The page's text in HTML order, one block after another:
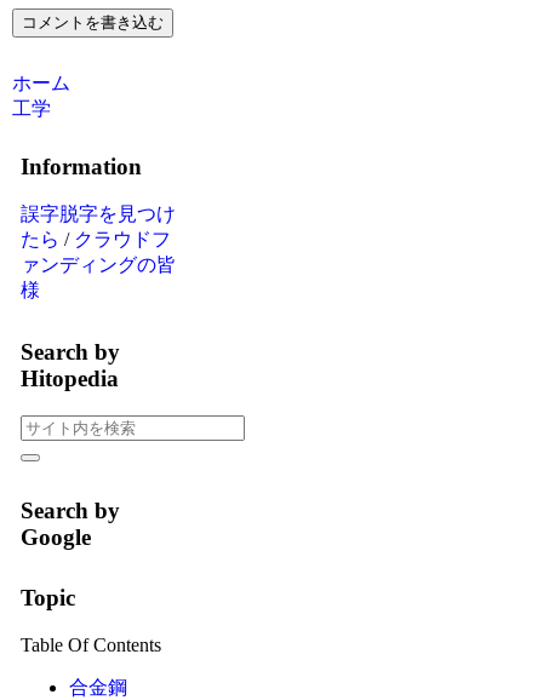
コメントを書き込む
ホーム
工学
Information
誤字脱字を見つけ
たら / クラウドフ
ァンディングの皆
様
Search by
Hitopedia
Search by
Google
Topic
Table Of Contents
合金鋼